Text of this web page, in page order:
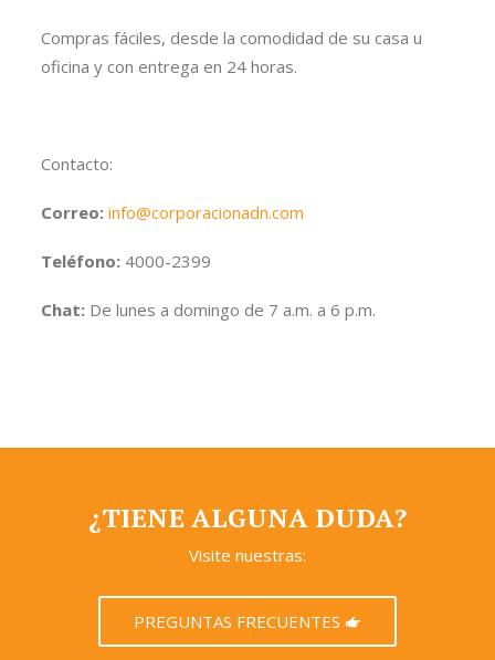
Compras fáciles, desde la comodidad de su casa u
oficina y con entrega en 24 horas.
Contacto:
Correo: info@corporacionadn.com
Teléfono: 4000-2399
Chat: De lunes a domingo de 7 a.m. a 6 p.m.
¿TIENE ALGUNA DUDA?
Visite nuestras:
PREGUNTAS FRECUENTES